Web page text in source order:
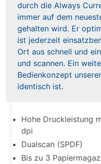
durch die Always
immer auf dem
gehalten wird. Er
ist jederzeit
Ort aus schnell und
und scannen. Ein
Bedienkonzept
identisch ist.
Hohe Druckleistung
dpi
Dualscan (SPDF)
Bis zu 3